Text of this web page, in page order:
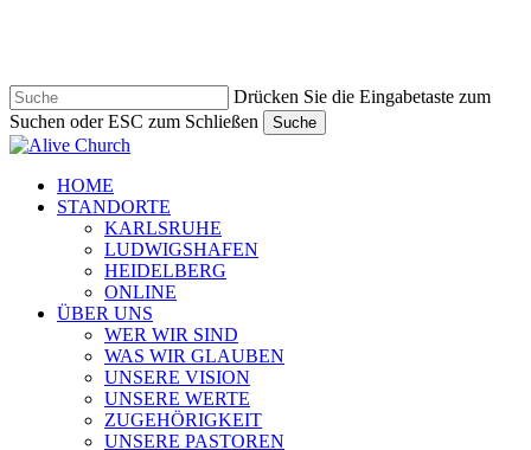
Drücken Sie die Eingabetaste zum
Suchen oder ESC zum Schließen
Suche
Suche
Navigationsmenü
HOME
STANDORTE
KARLSRUHE
LUDWIGSHAFEN
HEIDELBERG
ONLINE
ÜBER UNS
WER WIR SIND
WAS WIR GLAUBEN
UNSERE VISION
UNSERE WERTE
ZUGEHÖRIGKEIT
UNSERE PASTOREN